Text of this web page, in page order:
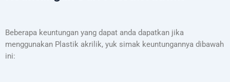
Beberapa keuntungan yang dapat anda dapatkan jika
menggunakan Plastik akrilik, yuk simak keuntungannya dibawah
ini: